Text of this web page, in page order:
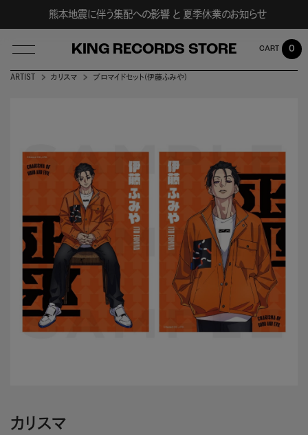
熊本地震に伴う集配への影響 と 夏季休業のお知らせ
KING RECORDS STORE 0
ARTIST カリスマ ブロマイドセット(伊藤ふみや)
カリスマ